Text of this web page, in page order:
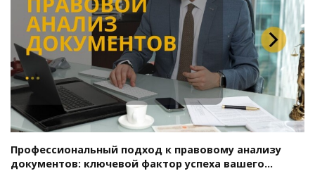
Профессиональный подход к правовому анализу
документов: ключевой фактор успеха вашего